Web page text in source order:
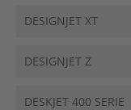
DESIGNJET XT
DESIGNJET Z
DESKJET 400 SERIE